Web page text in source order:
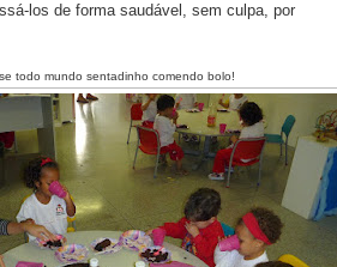
los de forma saudável, sem culpa, por
todo mundo sentadinho comendo bolo!